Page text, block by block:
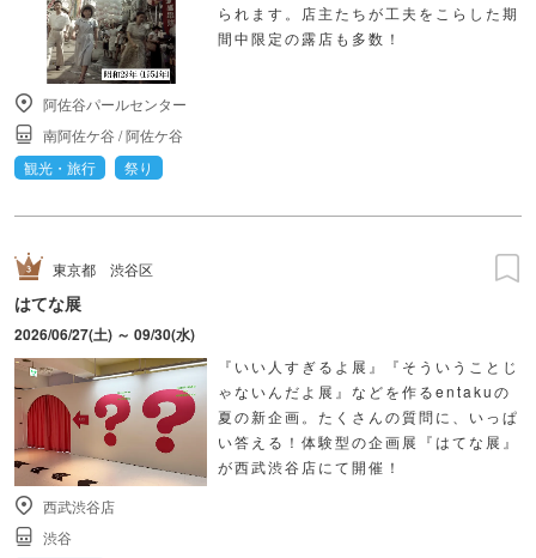
られます。店主たちが工夫をこらした期
間中限定の露店も多数！
阿佐谷パールセンター
南阿佐ケ谷 /阿佐ケ谷
観光・旅行
祭り
東京都 渋谷区
はてな展
2026/06/27(土) ～ 09/30(水)
『いい人すぎるよ展』『そういうことじ
ゃないんだよ展』などを作るentakuの
夏の新企画。たくさんの質問に、いっぱ
い答える！体験型の企画展『はてな展』
が西武渋谷店にて開催！
西武渋谷店
渋谷